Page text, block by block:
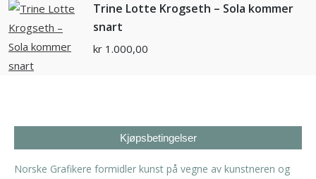
Trine Lotte Krogseth – Sola kommer
snart
kr 1.000,00
Kjøpsbetingelser
Norske Grafikere formidler kunst på vegne av kunstneren og